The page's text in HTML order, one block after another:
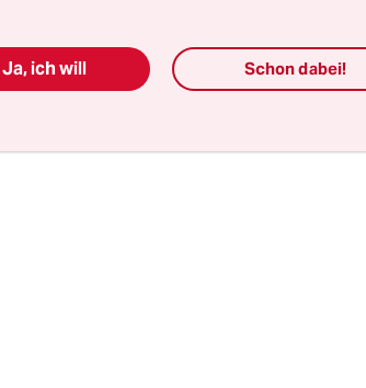
Ja, ich will Schon dabei!